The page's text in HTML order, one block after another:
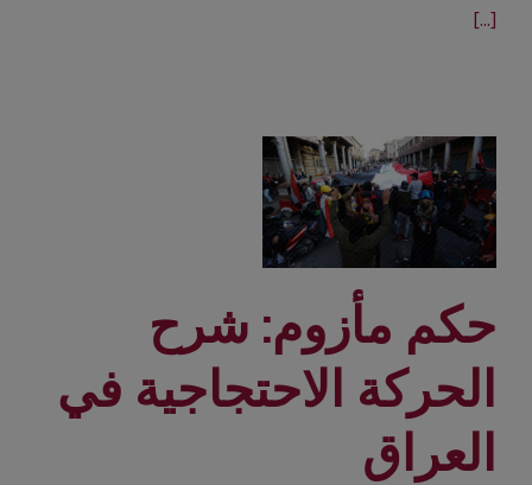
[...]
حكم مأزوم: شرح
الحركة الاحتجاجية في
العراق